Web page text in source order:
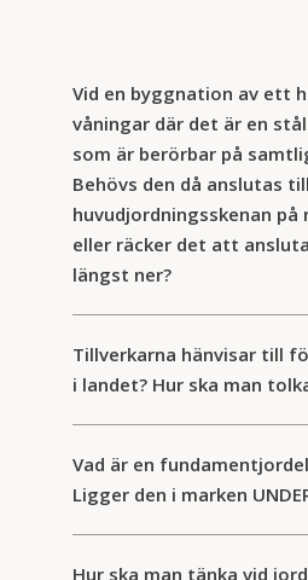
Vid en byggnation av ett
våningar där det är en
som är berörbar på
Behövs den då anslutas till
huvudjordningsskenan på
eller räcker det att
längst ner?
Tillverkarna hänvisar till
i landet? Hur ska man
Vad är en
Ligger den i marken
Hur ska man tänka vid